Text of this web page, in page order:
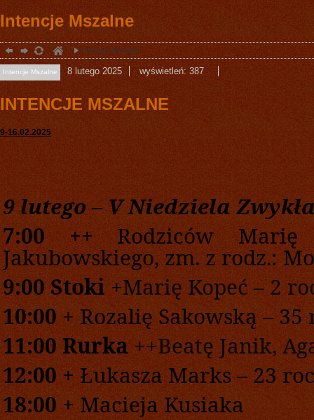
Intencje Mszalne
Intencje Mszalne
Intencje Mszalne 8 lutego 2025 wyświetleń: 387
INTENCJE MSZALNE
9-16.02.2025
9 lutego – VNiedziela
7:00 ++ Rodziców
Jakubowskiego, zm. z rodz.:
9:00 Stoki +Marię Kopeć – 2
10:00 + Rozalię Sakowską – 35
11:00 Rurka ++Beatę Janik,
12:00 + Łukasza Marks – 23
18:00 + Macieja Kusiaka